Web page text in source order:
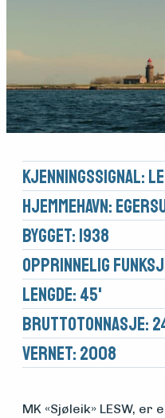
Kjennings­signal:
Hjemmehavn:
Bygget: 1938
Opprinnelig
Lengde: 45'
Brutto­tonnasje:
Vernet: 2008
MK «Sjøleik» LESW,